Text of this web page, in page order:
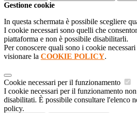
Gestione cookie
In questa schermata è possibile scegliere
I cookie necessari sono quelli che
piattaforma e non è possibile disabilitarli.
Per conoscere quali sono i cookie
visionare la COOKIE POLICY.
Cookie necessari per il funzionamento
I cookie necessari per il funzionamento non
disabilitati. È possibile consultare l'elenco
policy.